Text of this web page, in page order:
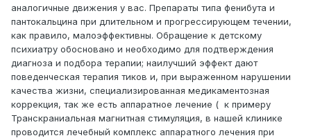
Психоэмоциональная обстановка в семье хорошая. В
семье стресса нет. Школа тригерит конечно.
Подскажите пожалуйста, что можно еще предпринять. У
меня у мамы бывают тоже движения рук. Никогда ни к
кому не обращалась. На долгое время это пропало.
Потом через много лет снова появилось. Является ли
это генетическим заболеванием?
Спасибо!
аналогичные движения у вас. Препараты типа фенибута и
пантокальцина при длительном и прогрессирующем течении,
как правило, малоэффективны. Обращение к детскому
психиатру обосновано и необходимо для подтверждения
диагноза и подбора терапии; наилучший эффект дают
поведенческая терапия тиков и, при выраженном нарушении
качества жизни, специализированная медикаментозная
коррекция, так же есть аппаратное лечение ( к примеру
Транскраниальная магнитная стимуляция, в нашей клинике
проводится лечебный комплекс аппаратного лечения при